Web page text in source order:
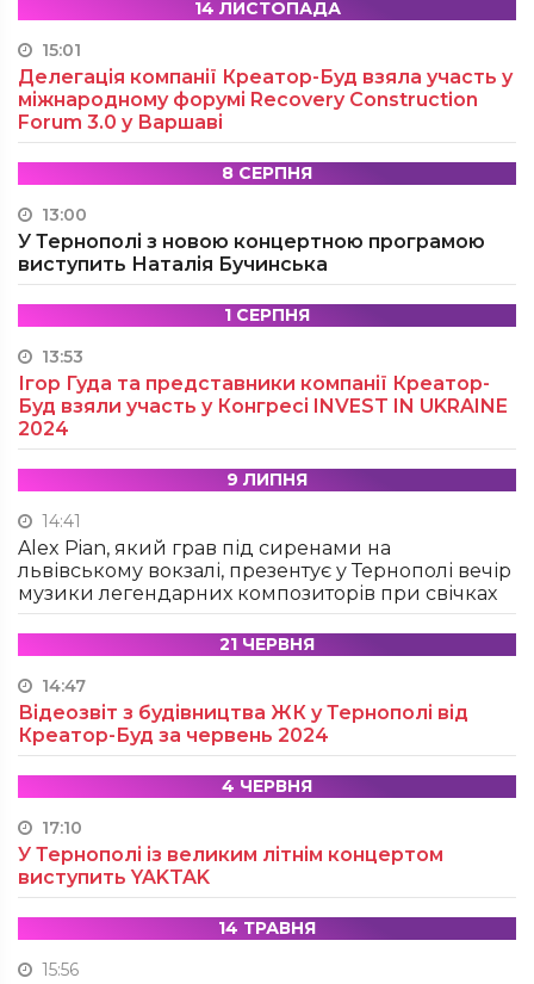
14 ЛИСТОПАДА
15:01
Делегація компанії Креатор-Буд взяла участь у
міжнародному форумі Recovery Construction
Forum 3.0 у Варшаві
8 СЕРПНЯ
13:00
У Тернополі з новою концертною програмою
виступить Наталія Бучинська
1 СЕРПНЯ
13:53
Ігор Гуда та представники компанії Креатор-
Буд взяли участь у Конгресі INVEST IN UKRAINE
2024
9 ЛИПНЯ
14:41
Alex Pian, який грав під сиренами на
львівському вокзалі, презентує у Тернополі вечір
музики легендарних композиторів при свічках
21 ЧЕРВНЯ
14:47
Відеозвіт з будівництва ЖК у Тернополі від
Креатор-Буд за червень 2024
4 ЧЕРВНЯ
17:10
У Тернополі із великим літнім концертом
виступить YAKTAK
14 ТРАВНЯ
15:56